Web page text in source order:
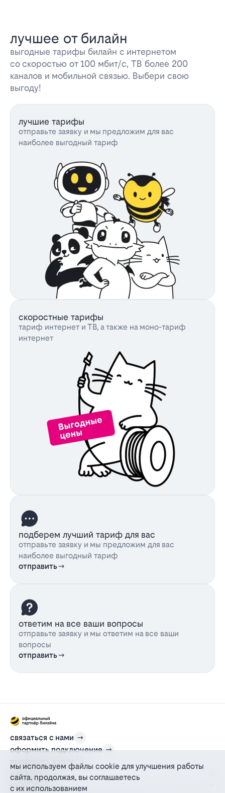
лучшее от билайн
выгодные тарифы билайн с интернетом
со скоростью от 100 мбит/с, ТВ более 200
каналов и мобильной связью. Выбери свою
выгоду!
лучшие тарифы
отправьте заявку и мы предложим для вас
наиболее выгодный тариф
скоростные тарифы
тариф интернет и ТВ, а также на моно-тариф
интернет
подберем лучший тариф для вас
отправьте заявку и мы предложим для вас
наиболее выгодный тариф
отправить
ответим на все ваши вопросы
отправьте заявку и мы ответим на все ваши
вопросы
отправить
связаться с нами
оформить подключение
проверить адрес
для дома
информация
мы используем файлы cookie для улучшения работы
сайта. продолжая, вы соглашаетесь
с их использованием